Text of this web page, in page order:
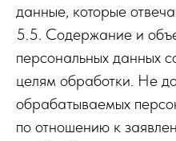
данные, которые
5.5. Содержание и
персональных данных
целям обработки. Не
обрабатываемых
по отношению к